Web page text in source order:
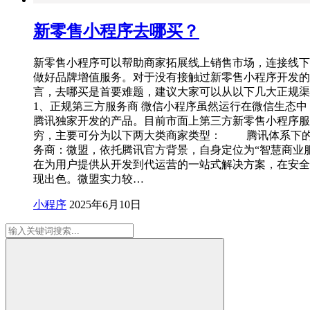
新零售小程序去哪买？
新零售小程序可以帮助商家拓展线上销售市场，连接线
做好品牌增值服务。对于没有接触过新零售小程序开发
言，去哪买是首要难题，建议大家可以从以下几大正规
1、正规第三方服务商 微信小程序虽然运行在微信生态
腾讯独家开发的产品。目前市面上第三方新零售小程序
穷，主要可分为以下两大类商家类型： 腾讯体系下
务商：微盟，依托腾讯官方背景，自身定位为“智慧商业
在为用户提供从开发到代运营的一站式解决方案，在安
现出色。微盟实力较…
小程序 2025年6月10日